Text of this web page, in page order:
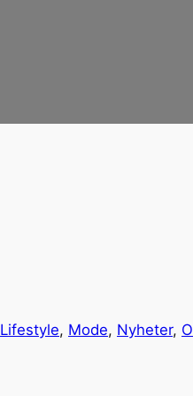
Lifestyle, Mode, Nyheter,